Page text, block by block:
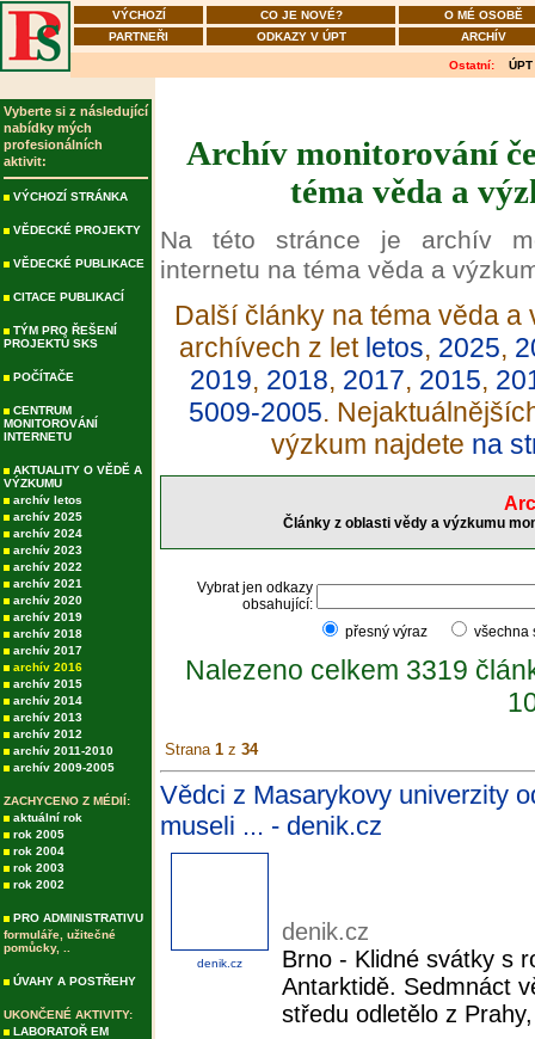
VÝCHOZÍ CO JE NOVÉ?
O MÉ OSOBĚ
PARTNEŘI
ODKAZY V ÚPT ARCHÍV
Ostatní: ÚPT
Vyberte si z následující
nabídky mých
profesionálních
aktivit:
VÝCHOZÍ STRÁNKA
VĚDECKÉ PROJEKTY
VĚDECKÉ PUBLIKACE
CITACE PUBLIKACÍ
TÝM PRO ŘEŠENÍ
PROJEKTŮ SKS
POČÍTAČE
CENTRUM
MONITOROVÁNÍ
INTERNETU
AKTUALITY O VĚDĚ A
VÝZKUMU
archív letos
archív 2025
archív 2024
archív 2023
archív 2022
archív 2021
archív 2020
archív 2019
archív 2018
archív 2017
archív 2016
archív 2015
archív 2014
archív 2013
archív 2012
archív 2011-2010
archív 2009-2005
ZACHYCENO Z MÉDIÍ:
aktuální rok
rok 2005
rok 2004
rok 2003
rok 2002
PRO ADMINISTRATIVU
formuláře, užitečné
pomůcky, ..
ÚVAHY A POSTŘEHY
UKONČENÉ AKTIVITY:
LABORATOŘ EM
Archív monitorování
téma věda a
Na této stránce je archív
internetu na téma věda a
Další články na téma věda
archívech z let letos, 2025,
2019, 2018, 2017, 2015,
5009-2005.
výzkum najdete na
Články z oblasti vědy a výzkumu
Vybrat jen odkazy
obsahující:
přesný výraz
Nalezeno celkem 3319
Strana 1 z 34
Vědci z Masarykovy univerzity
museli ... - denik.cz
denik.cz
denik.cz
Brno - Klidné svátky s
Antarktidě. Sedmnáct
středu odletělo z